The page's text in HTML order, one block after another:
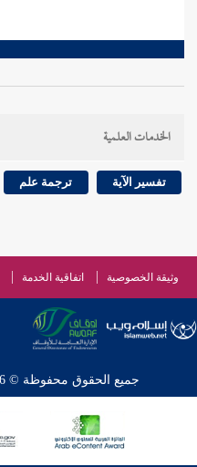
الخدمات العلمية
تفسير الآية ترجمة علم
وثيقة الخصوصية اتفاقية الخدمة
جميع الحقوق محفوظة © 2026 - 1998 لشبكة إسلام ويب